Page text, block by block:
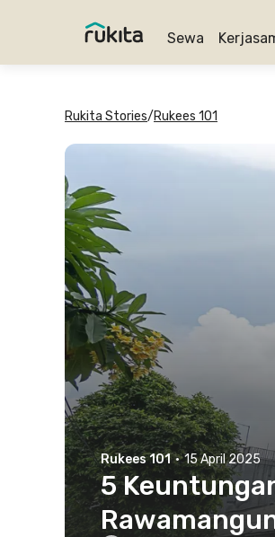
Sewa
Rukita Stories/Rukees 101
Rukees 101 · 15 April 2025
5